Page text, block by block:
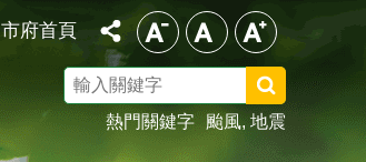
市府首頁
尋
熱門關鍵字
颱風 地震